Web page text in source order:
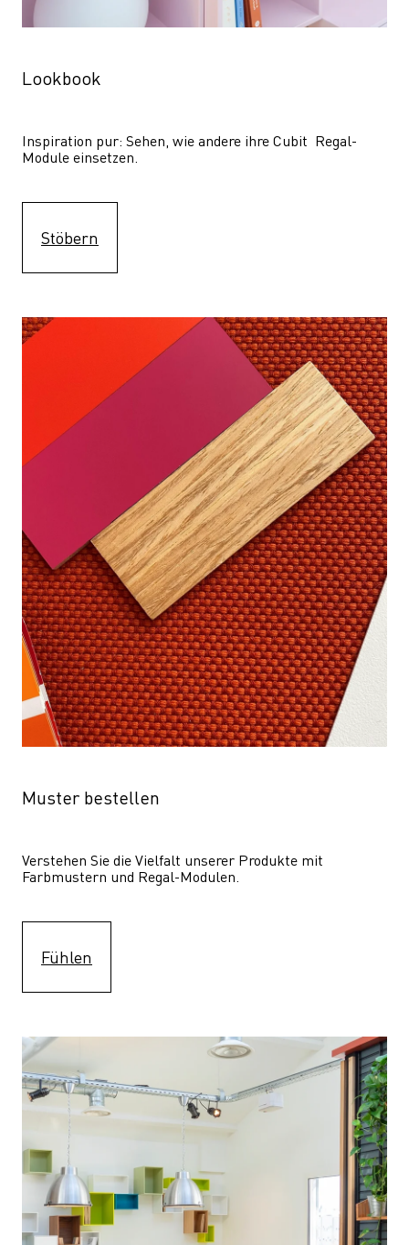
Lookbook
Inspiration pur: Sehen, wie andere ihre Cubit  Regal-
Module einsetzen.
Stöbern
Muster bestellen
Verstehen Sie die Vielfalt unserer Produkte mit
Farbmustern und Regal-Modulen.
Fühlen